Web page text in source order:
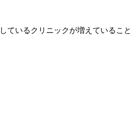
ているクリニックが増えていること